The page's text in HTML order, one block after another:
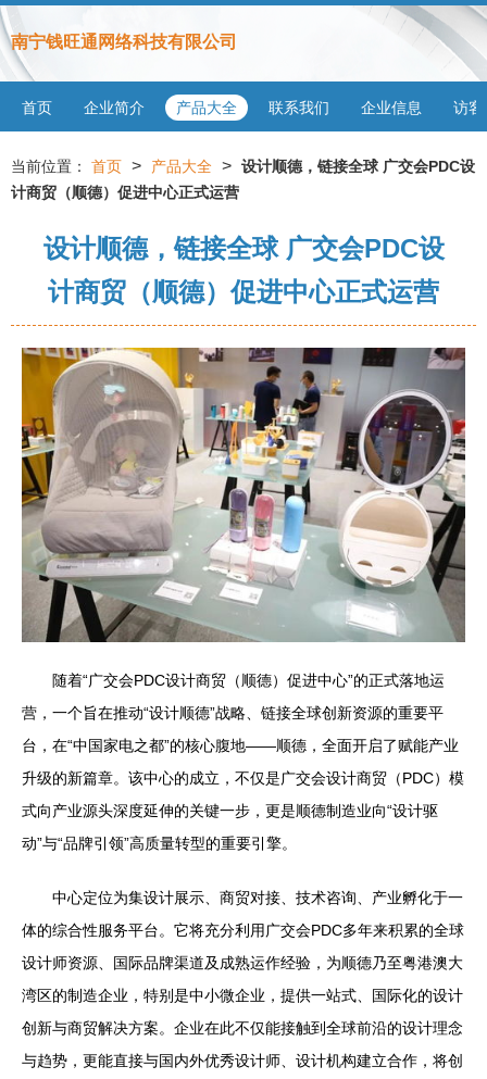
南宁钱旺通网络科技有限公司
首页 企业简介 产品大全 联系我们 企业信息 访客
当前位置： 首页 > 产品大全 > 设计顺德，链接全球 广交会PDC设
计商贸（顺德）促进中心正式运营
设计顺德，链接全球 广交会PDC设
计商贸（顺德）促进中心正式运营
随着“广交会PDC设计商贸（顺德）促进中心”的正式落地运
营，一个旨在推动“设计顺德”战略、链接全球创新资源的重要平
台，在“中国家电之都”的核心腹地——顺德，全面开启了赋能产业
升级的新篇章。该中心的成立，不仅是广交会设计商贸（PDC）模
式向产业源头深度延伸的关键一步，更是顺德制造业向“设计驱
动”与“品牌引领”高质量转型的重要引擎。
中心定位为集设计展示、商贸对接、技术咨询、产业孵化于一
体的综合性服务平台。它将充分利用广交会PDC多年来积累的全球
设计师资源、国际品牌渠道及成熟运作经验，为顺德乃至粤港澳大
湾区的制造企业，特别是中小微企业，提供一站式、国际化的设计
创新与商贸解决方案。企业在此不仅能接触到全球前沿的设计理念
与趋势，更能直接与国内外优秀设计师、设计机构建立合作，将创